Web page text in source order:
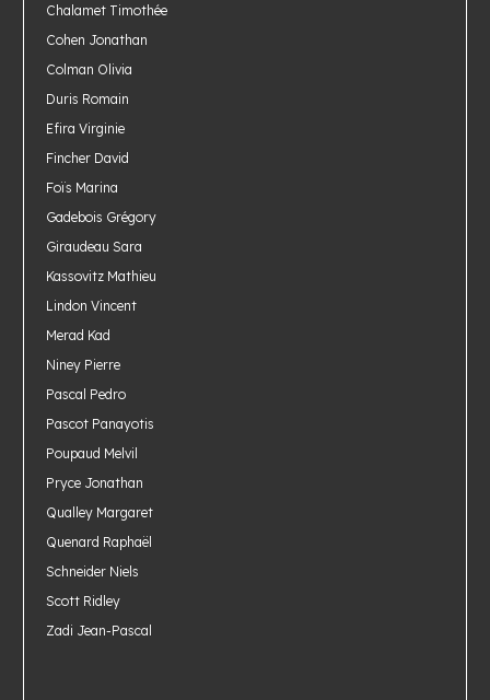
Chalamet Timothée
Cohen Jonathan
Colman Olivia
Duris Romain
Efira Virginie
Fincher David
Foïs Marina
Gadebois Grégory
Giraudeau Sara
Kassovitz Mathieu
Lindon Vincent
Merad Kad
Niney Pierre
Pascal Pedro
Pascot Panayotis
Poupaud Melvil
Pryce Jonathan
Qualley Margaret
Quenard Raphaël
Schneider Niels
Scott Ridley
Zadi Jean-Pascal